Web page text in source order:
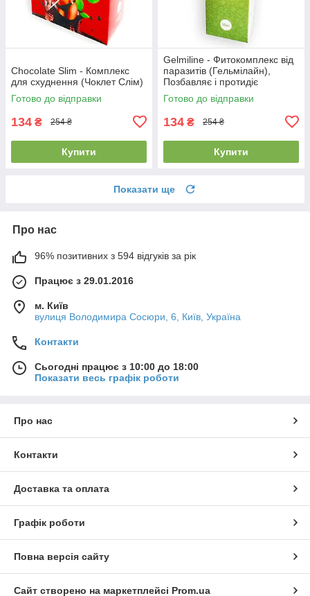
Chocolate Slim - Комплекс
для схуднення (Чоклет Слім)
Готово до відправки
134 ₴ 254 ₴
Купити
Gelmiline - Фитокомплекс від
паразитів (Гельмілайн),
Позбавляє і протидіє
паразитам в майбутньому
Готово до відправки
134 ₴ 254 ₴
Купити
Показати ще
Про нас
96% позитивних з 594 відгуків за рік
Працює з 29.01.2016
м. Київ
вулиця Володимира Сосюри, 6, Київ, Україна
Контакти
Сьогодні працює з 10:00 до 18:00
Показати весь графік роботи
Про нас
Контакти
Доставка та оплата
Графік роботи
Повна версія сайту
Сайт створено на маркетплейсі Prom.ua